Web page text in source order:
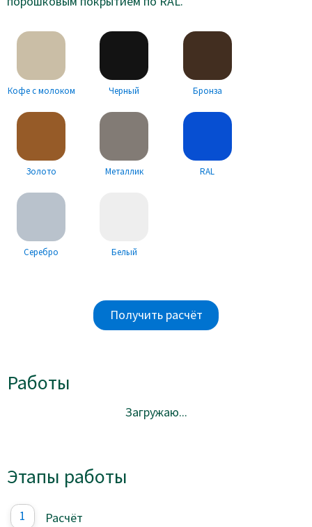
Кофе с молоком Черный Бронза
Золото Металлик RAL
Серебро Белый
Получить расчёт
Работы
Загружаю...
Этапы работы
Расчёт